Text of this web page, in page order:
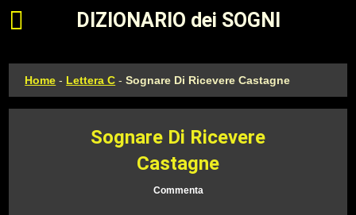
Apri il menu principale
DIZIONARIO dei SOGNI
Home - Lettera C -Sognare Di Ricevere Castagne
Sognare Di Ricevere
Castagne
Commenta